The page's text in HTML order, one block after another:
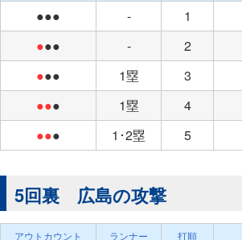
●●● - 1
●●● - 2
●●● 1塁 3
●●● 1塁 4
●●● 1･2塁 5
5回裏 広島の攻撃
アウトカウント ランナー 打順